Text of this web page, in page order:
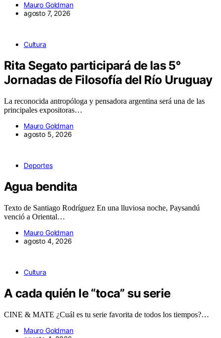
Mauro Goldman
agosto 7, 2026
Cultura
Rita Segato participará de las 5°
Jornadas de Filosofía del Río Uruguay
La reconocida antropóloga y pensadora argentina será una de las
principales expositoras…
Mauro Goldman
agosto 5, 2026
Deportes
Agua bendita
Texto de Santiago Rodríguez En una lluviosa noche, Paysandú
venció a Oriental…
Mauro Goldman
agosto 4, 2026
Cultura
A cada quién le “toca” su serie
CINE & MATE ¿Cuál es tu serie favorita de todos los tiempos?…
Mauro Goldman